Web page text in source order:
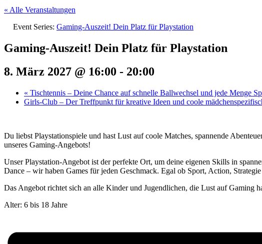
« Alle Veranstaltungen
Event Series: Gaming-Auszeit! Dein Platz für Playstation
Gaming-Auszeit! Dein Platz für Playstation
8. März 2027 @ 16:00 - 20:00
« Tischtennis – Deine Chance auf schnelle Ballwechsel und jede Menge
Girls-Club – Der Treffpunkt für kreative Ideen und coole
Du liebst Playstationspiele und hast Lust auf coole Matches, spannende
unseres Gaming-Angebots!
Unser Playstation-Angebot ist der perfekte Ort, um deine eigenen Skills in
Dance – wir haben Games für jeden Geschmack. Egal ob Sport, Action,
Das Angebot richtet sich an alle Kinder und Jugendlichen, die Lust auf Gaming
Alter: 6 bis 18 Jahre